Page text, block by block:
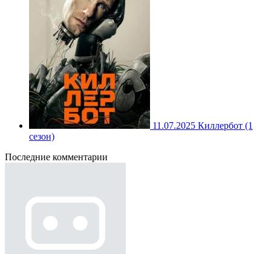
11.07.2025 Киллербот (1
сезон)
Последние комментарии